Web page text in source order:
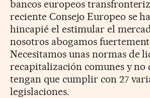
bancos europeos
reciente Consejo Europeo se
hincapié el estimular el
nosotros abogamos
Necesitamos unas normas de
recapitalización comunes y no
tengan que cumplir con 27
legislaciones.